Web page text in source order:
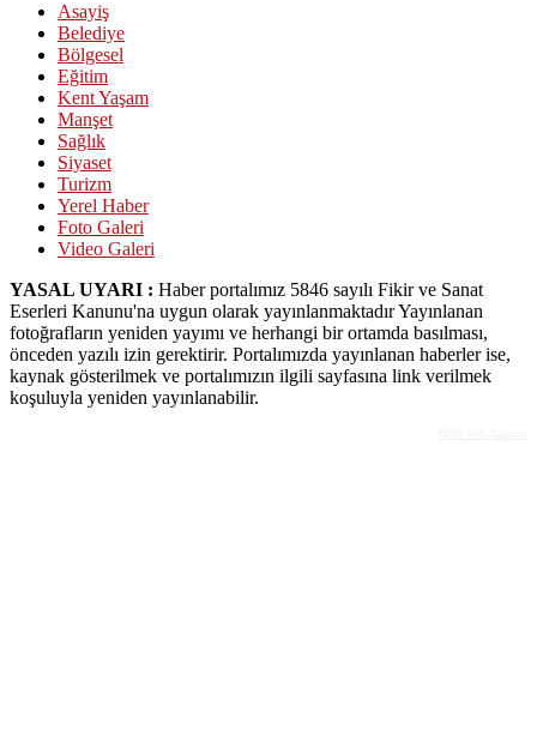
Asayiş
Belediye
Bölgesel
Eğitim
Kent Yaşam
Manşet
Sağlık
Siyaset
Turizm
Yerel Haber
Foto Galeri
Video Galeri
YASAL UYARI : Haber portalımız 5846 sayılı Fikir ve Sanat
Eserleri Kanunu'na uygun olarak yayınlanmaktadır Yayınlanan
fotoğrafların yeniden yayımı ve herhangi bir ortamda basılması,
önceden yazılı izin gerektirir. Portalımızda yayınlanan haberler ise,
kaynak gösterilmek ve portalımızın ilgili sayfasına link verilmek
koşuluyla yeniden yayınlanabilir.